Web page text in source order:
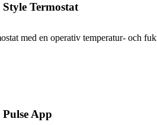
Termostat
med en operativ temperatur- och
App